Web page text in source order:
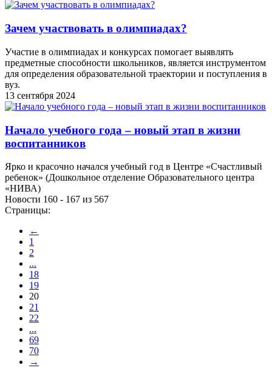
Зачем участвовать в олимпиадах?
Участие в олимпиадах и конкурсах помогает выявлять
предметные способности школьников, является инструментом
для определения образовательной траектории и поступления в
вуз.
13 сентября 2024
Начало учебного года – новый этап в жизни
воспитанников
Ярко и красочно начался учебный год в Центре «Счастливый
ребенок» (Дошкольное отделение Образовательного центра
«НИВА)
Новости 160 - 167 из 567
Страницы:
←
1
2
...
18
19
20
21
22
...
69
70
→